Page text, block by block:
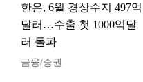
한은, 6월 경상수지 497억
달러…수출 첫 1000억달
러 돌파
금융/증권